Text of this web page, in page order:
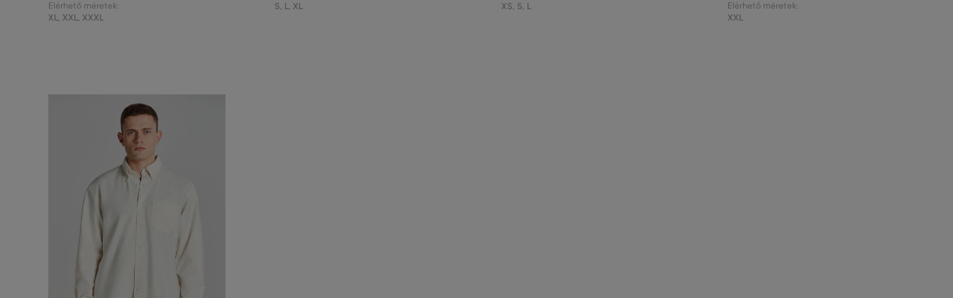
Elérhető méretek:
XL, XXL, XXXL
S, L, XL XS, S, L Elérhető méretek:
XXL